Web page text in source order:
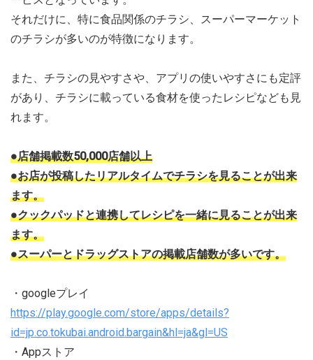
それだけに、特に食品関係のチラシ、スーパーマーケット
のチラシが多いのが特徴になります。
また、チラシの見やすさや、アプリの使いやすさにも定評
があり、チラシに載っている食材を使ったレシピなども見
れます。
●店舗掲載数50,000店舗以上
●お店が投稿したリアルタイムでチラシを見ることが出来
ます。
●クックパッドと連携してレシピを一緒に見ることが出来
ます。
●スーパーとドラッグストアの掲載店舗数が多いです。
・googleプレイ
https://play.google.com/store/apps/details?
id=jp.co.tokubai.android.bargain&hl=ja&gl=US
・Appストア